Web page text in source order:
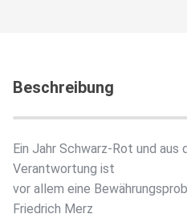
Beschreibung
Ein Jahr Schwarz-Rot und aus
Verantwortung ist
vor allem eine
Friedrich Merz